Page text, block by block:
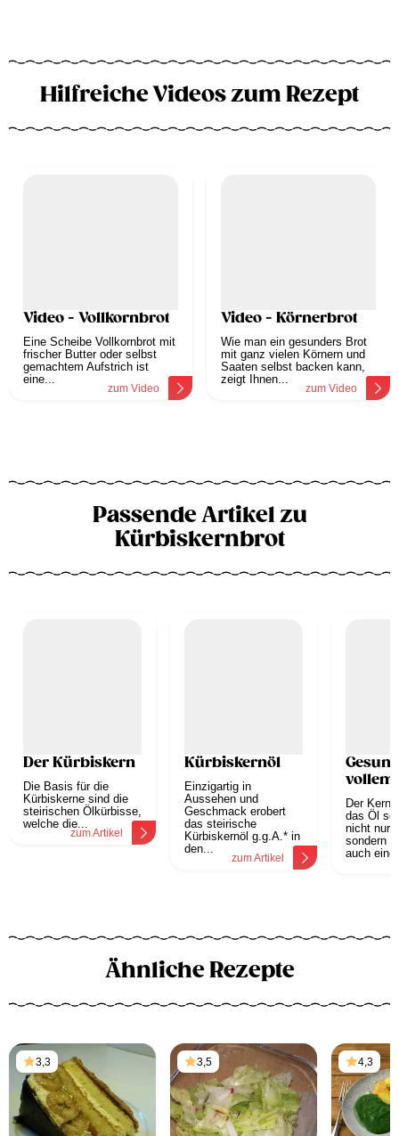
Hilfreiche Videos zum Rezept
Video - Vollkornbrot
Eine Scheibe Vollkornbrot mit
frischer Butter oder selbst
gemachtem Aufstrich ist
eine...
zum Video
Video - Körnerbrot
Wie man ein gesunders Brot
mit ganz vielen Körnern und
Saaten selbst backen kann,
zeigt Ihnen...
zum Video
Passende Artikel zu
Kürbiskernbrot
Der Kürbiskern
Die Basis für die
Kürbiskerne sind die
steirischen Ölkürbisse,
welche die...
zum Artikel
Kürbiskernöl
Einzigartig in
Aussehen und
Geschmack erobert
das steirische
Kürbiskernöl g.g.A.* in
den...
zum Artikel
vollem
Der Kern
das Öl
nicht nur
sondern
auch
Ähnliche Rezepte
3,3 3,5 4,3